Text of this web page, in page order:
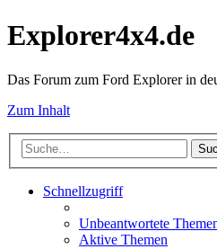
Explorer4x4.de
Das Forum zum Ford Explorer in
Zum Inhalt
Schnellzugriff
Unbeantwortete
Aktive Themen